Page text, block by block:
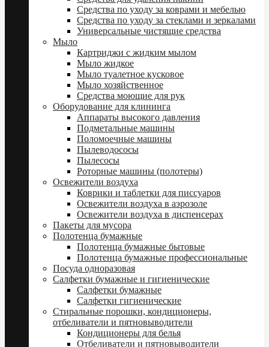
Средства по уходу за коврами и мебелью
Средства по уходу за стеклами и зеркалами
Универсальные чистящие средства
Мыло
Картриджи с жидким мылом
Мыло жидкое
Мыло туалетное кусковое
Мыло хозяйственное
Средства моющие для рук
Оборудование для клининга
Аппараты высокого давления
Подметальные машины
Поломоечные машины
Пылеводососы
Пылесосы
Роторные машины (полотеры)
Освежители воздуха
Коврики и таблетки для писсуаров
Освежители воздуха в аэрозоле
Освежители воздуха в диспенсерах
Пакеты для мусора
Полотенца бумажные
Полотенца бумажные бытовые
Полотенца бумажные профессиональные
Посуда одноразовая
Салфетки бумажные и гигиенические
Салфетки бумажные
Салфетки гигиенические
Стиральные порошки, кондиционеры,
отбеливатели и пятновыводители
Кондиционеры для белья
Отбеливатели и пятновыводители